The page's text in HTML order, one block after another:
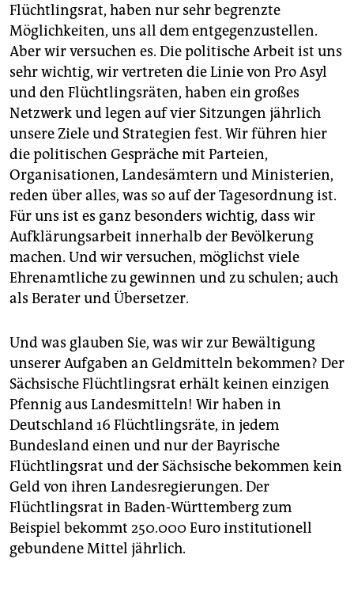
Flüchtlingsrat, haben nur sehr begrenzte
Möglichkeiten, uns all dem entgegenzustellen.
Aber wir versuchen es. Die politische Arbeit ist uns
sehr wichtig, wir vertreten die Linie von Pro Asyl
und den Flüchtlingsräten, haben ein großes
Netzwerk und legen auf vier Sitzungen jährlich
unsere Ziele und Strategien fest. Wir führen hier
die politischen Gespräche mit Parteien,
Organisationen, Landesämtern und Ministerien,
reden über alles, was so auf der Tagesordnung ist.
Für uns ist es ganz besonders wichtig, dass wir
Aufklärungsarbeit innerhalb der Bevölkerung
machen. Und wir versuchen, möglichst viele
Ehrenamtliche zu gewinnen und zu schulen; auch
als Berater und Übersetzer.
Und was glauben Sie, was wir zur Bewältigung
unserer Aufgaben an Geldmitteln bekommen? Der
Sächsische Flüchtlingsrat erhält keinen einzigen
Pfennig aus Landesmitteln! Wir haben in
Deutschland 16 Flüchtlingsräte, in jedem
Bundesland einen und nur der Bayrische
Flüchtlingsrat und der Sächsische bekommen kein
Geld von ihren Landesregierungen. Der
Flüchtlingsrat in Baden-Württemberg zum
Beispiel bekommt 250.000 Euro institutionell
gebundene Mittel jährlich.